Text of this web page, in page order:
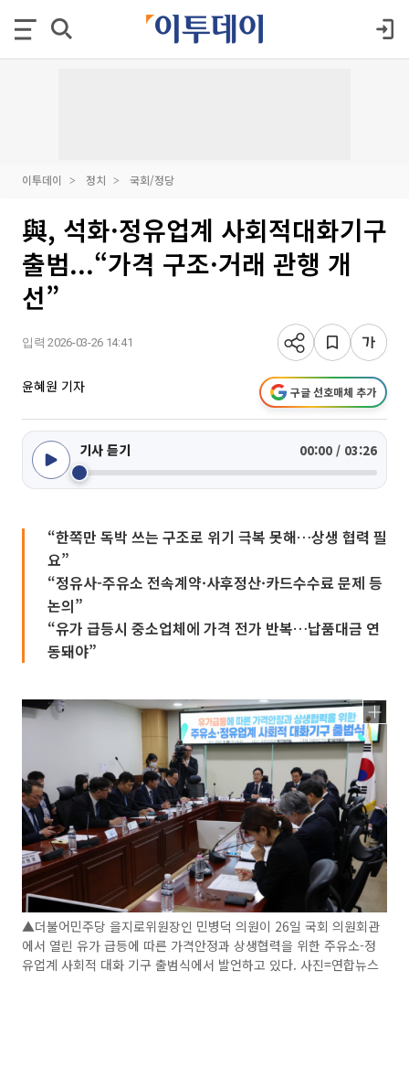
이투데이 정치 국회/정당
與, 석화·정유업계 사회적대화기구
출범...“가격 구조·거래 관행 개
선”
입력 2026-03-26 14:41
윤혜원 기자 구글 선호매체 추가
기사 듣기 00:00 / 03:26
“한쪽만 독박 쓰는 구조로 위기 극복 못해…상생 협력 필
요”
“정유사-주유소 전속계약·사후정산·카드수수료 문제 등
논의”
“유가 급등시 중소업체에 가격 전가 반복…납품대금 연
동돼야”
▲더불어민주당 을지로위원장인 민병덕 의원이 26일 국회 의원회관
에서 열린 유가 급등에 따른 가격안정과 상생협력을 위한 주유소-정
유업계 사회적 대화 기구 출범식에서 발언하고 있다. 사진=연합뉴스